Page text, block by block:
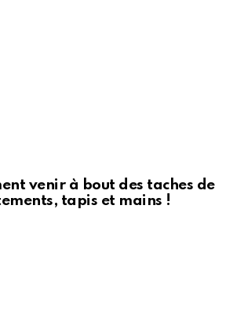
venir à bout des taches de
tapis et mains !